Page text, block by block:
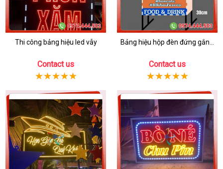
Thi công bảng hiệu led vẫy
Contact us
Bảng hiệu hộp đèn đứng gắn...
Contact us